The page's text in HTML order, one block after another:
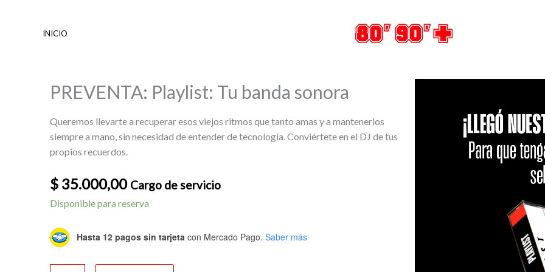
INICIO
PREVENTA: Playlist: Tu banda sonora
Queremos llevarte a recuperar esos viejos ritmos que tanto amas y a mantenerlos
siempre a mano, sin necesidad de entender de tecnología. Conviértete en el DJ de tus
propios recuerdos.
$ 35.000,00 Cargo de servicio
Disponible para reserva
Hasta 12 pagos sin tarjeta con Mercado Pago. Saber más
PREVENTA:
Tu
banda
sonora